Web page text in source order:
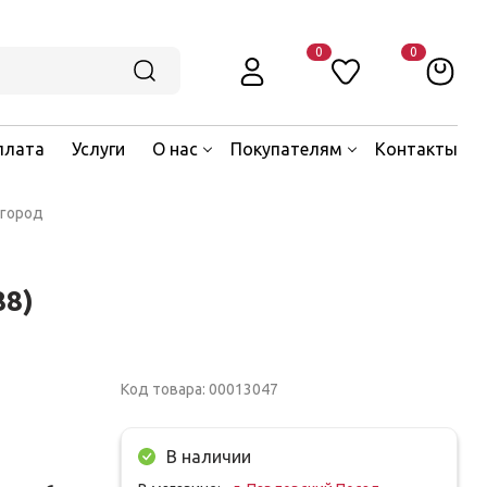
0 0
Услуги О нас Покупателям Контакты
Код товара: 00013047
В наличии